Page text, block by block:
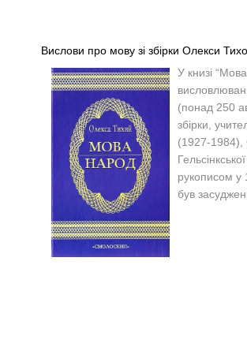
Вислови про мову зі збірки Олекси
У книзі
(понад 250
збірки,
(1927-1984),
рукописом у
був